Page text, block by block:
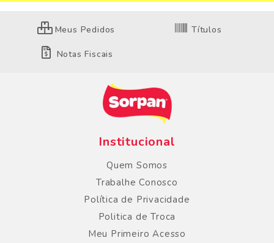
Meus Pedidos Títulos
Notas Fiscais
Institucional
Quem Somos
Trabalhe Conosco
Política de Privacidade
Politica de Troca
Meu Primeiro Acesso